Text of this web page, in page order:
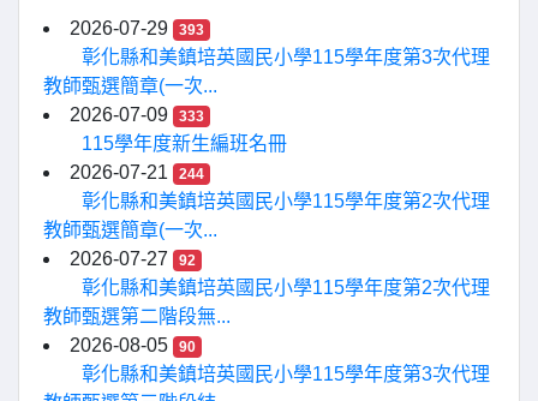
2026-07-29 393
彰化縣和美鎮培英國民小學115學年度第3次代理
教師甄選簡章(一次...
2026-07-09
333
115學年度新生編班名冊
2026-07-21
244
彰化縣和美鎮培英國民小學115學年度第2次代理
教師甄選簡章(一次...
2026-07-27
92
彰化縣和美鎮培英國民小學115學年度第2次代理
教師甄選第二階段無...
2026-08-05
90
彰化縣和美鎮培英國民小學115學年度第3次代理